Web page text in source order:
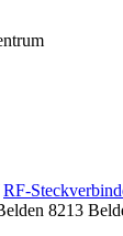
RF-
8213